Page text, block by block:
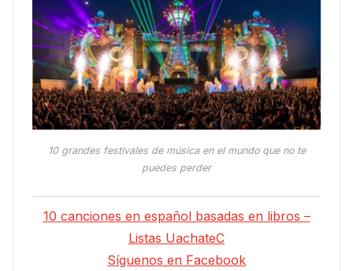
10 grandes festivales de música en el mundo que no te
puedes perder
10 canciones en español basadas en libros –
Listas UachateC
Síguenos en Facebook